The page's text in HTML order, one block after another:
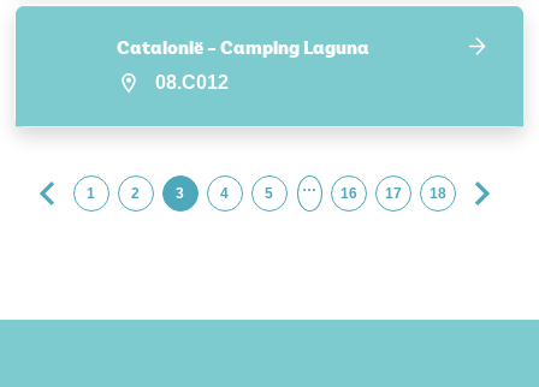
Catalonië – Camping Laguna
08.C012
1 2 3 4 5 … 16 17 18